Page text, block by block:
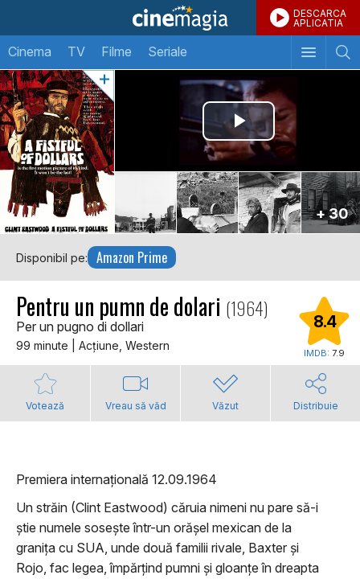
DESCARCA
APLICATIA
Cinema TV Filme Seriale
+ 30
Disponibil pe: Amazon Prime
Pentru un pumn de dolari (1964)
Per un pugno di dollari
99 minute | Acţiune, Western
8.4
IMDB: 7.9
Votează Vreau să văd Văzut Distribuie
Premiera internațională 12.09.1964
Un străin (Clint Eastwood) căruia nimeni nu pare să-i
ştie numele soseşte într-un orăşel mexican de la
graniţa cu SUA, unde două familii rivale, Baxter şi
Rojo, fac legea, împărţind pumni şi gloanţe în dreapta